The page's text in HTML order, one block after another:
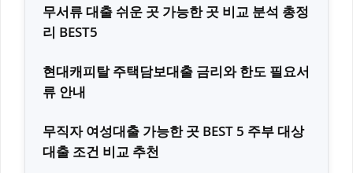
무서류 대출 쉬운 곳 가능한 곳 비교 분석 총정
리 BEST5
현대캐피탈 주택담보대출 금리와 한도 필요서
류 안내
무직자 여성대출 가능한 곳 BEST 5 주부 대상
대출 조건 비교 추천